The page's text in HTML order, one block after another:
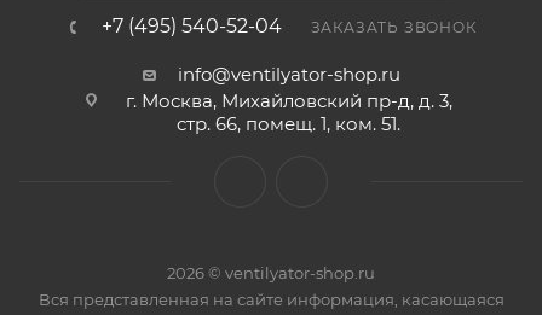
+7 (495) 540-52-04 ЗАКАЗАТЬ ЗВОНОК
info@ventilyator-shop.ru
г. Москва, Михайловский пр-д, д. 3,
cтр. 66, помещ. 1, ком. 51.
2026 © ventilyator-shop.ru
Вся представленная на сайте информация, касающаяся